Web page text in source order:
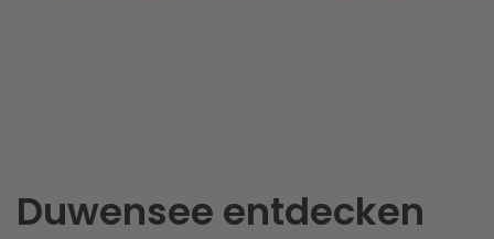
Duwensee entdecken